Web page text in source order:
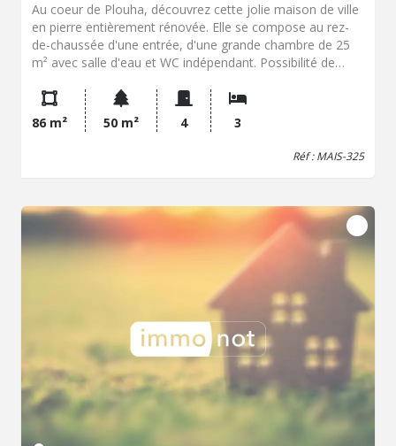
Au coeur de Plouha, découvrez cette jolie maison de ville
en pierre entièrement rénovée. Elle se compose au rez-
de-chaussée d'une entrée, d'une grande chambre de 25
m² avec salle d'eau et WC indépendant. Possibilité de
Possibilité de devenir une suite parentale ou une chambre
indépendante au rez-de-chaussée (idéale pour un
adolescent). Au premier étage, une belle pièce de vie
lumineuse, bien exposée, une cuisine aménagée
WC. Un grenier vient compléter l'ensemble, offrant un
espace de rangement pratique. Vous disposerez
également d'une petite dépendance fermée de 7 m² pour
vos vélos, poubelles ou autres. Environnement : centre
ville, à seulement quelques minutes des plages et tout
86 m² 50 m² 4 3
Réf : MAIS-325